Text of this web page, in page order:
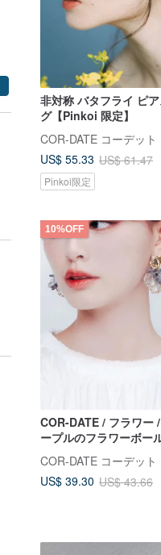
非対称 バタフライ ピ
グ【Pinkoi 限定】
COR-DATE コーデット
US$ 55.33 US$ 61.47
Pinkoi限定
10%OFF
COR-DATE / フラワー
ープルのフラワーボー
COR-DATE コーデット
US$ 39.30 US$ 43.66